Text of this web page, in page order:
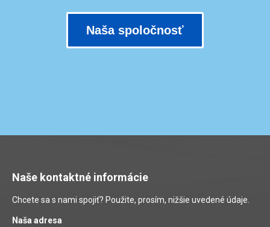
Naša spoločnosť
Naše kontaktné informácie
Chcete sa s nami spojiť? Použite, prosím, nižšie uvedené údaje.
Naša adresa